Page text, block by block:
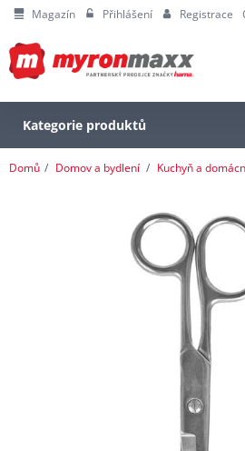
Magazín Přihlášení Registrace
Kategorie produktů
Domů Domov a bydlení Kuchyň a